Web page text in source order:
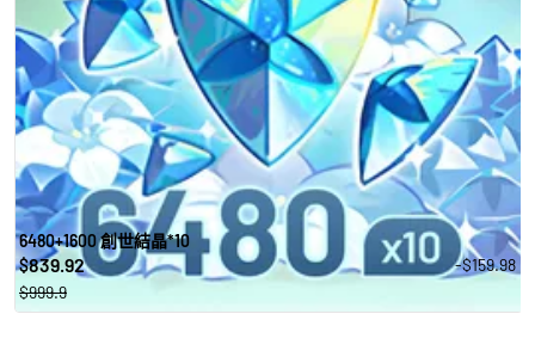
6480+1600 創世結晶*10
$839.92
-$159.98
$999.9